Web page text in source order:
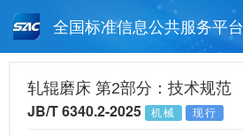
全国标准信息公共服务平台
月报查询 标准公告查询
轧辊磨床 第2部分：技术规范
JB/T 6340.2-2025 机械 现行